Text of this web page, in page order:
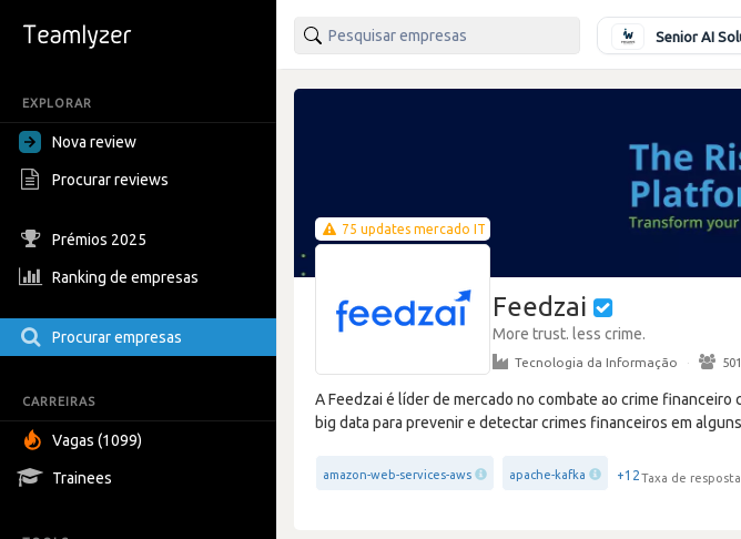
EXPLORAR
Nova review
Procurar reviews
Prémios 2025
Ranking de empresas
Procurar empresas
CARREIRAS
Vagas (1099)
Trainees
75 updates mercado IT
Feedzai
More trust. less crime.
Tecnologia da Informação ·
A Feedzai é líder de mercado no combate ao crime
big data para prevenir e detectar crimes financeiros em
amazon-web-services-aws apache-kafka +12Taxa de